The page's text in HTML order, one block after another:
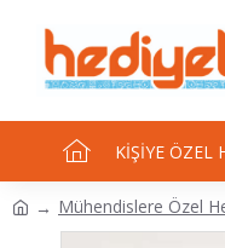
KIŞIYE ÖZEL
Mühendislere Özel